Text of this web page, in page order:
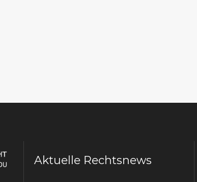
Aktuelle Rechtsnews